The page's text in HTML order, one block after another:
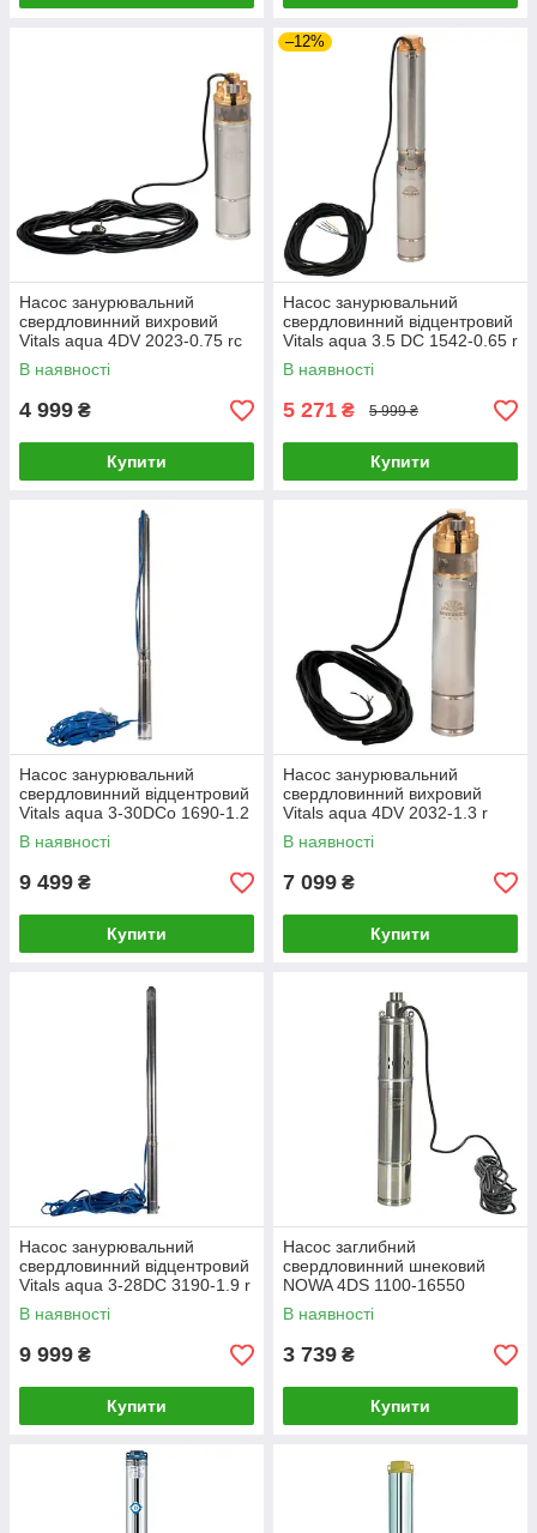
Насос занурювальний
свердловинний вихровий
Vitals aqua 4DV 2023-0.75 rc
В наявності
4 999 ₴
Купити
–12%
Насос занурювальний
свердловинний відцентровий
Vitals aqua 3.5 DC 1542-0.65 r
В наявності
5 271 ₴ 5 999 ₴
Купити
Насос занурювальний
свердловинний відцентровий
Vitals aqua 3-30DCo 1690-1.2
rВ наявності
9 499 ₴
Купити
Насос занурювальний
свердловинний вихровий
Vitals aqua 4DV 2032-1.3 r
В наявності
7 099 ₴
Купити
Насос занурювальний
свердловинний відцентровий
Vitals aqua 3-28DC 3190-1.9 r
В наявності
9 999 ₴
Купити
Насос заглибний
свердловинний шнековий
NOWA 4DS 1100-16550
В наявності
3 739 ₴
Купити